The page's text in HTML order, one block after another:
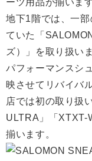
地下1階では、一
ていた「
ズ）」を取り扱い
パフォーマンスシ
映させてリバイバ
店では初の取り扱
ULTRA」「XTXT-
揃います。